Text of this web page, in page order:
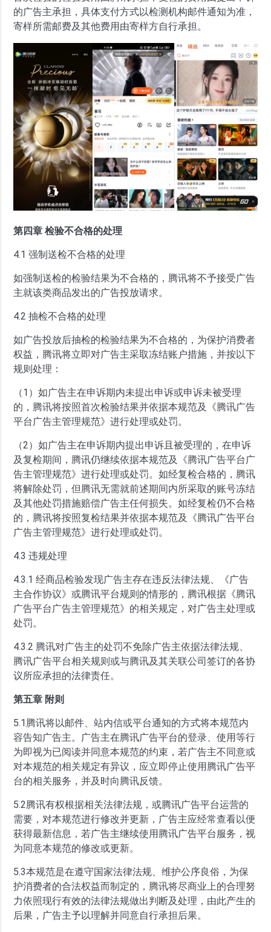
的广告主承担，具体支付方式以检测机构邮件通知为准，
寄样所需邮费及其他费用由寄样方自行承担。
第四章 检验不合格的处理
4.1 强制送检不合格的处理
如强制送检的检验结果为不合格的，腾讯将不予接受广告
主就该类商品发出的广告投放请求。
4.2 抽检不合格的处理
如广告投放后抽检的检验结果为不合格的，为保护消费者
权益，腾讯将立即对广告主采取冻结账户措施，并按以下
规则处理：
（1）如广告主在申诉期内未提出申诉或申诉未被受理
的，腾讯将按照首次检验结果并依据本规范及《腾讯广告
平台广告主管理规范》进行处理或处罚。
（2）如广告主在申诉期内提出申诉且被受理的，在申诉
及复检期间，腾讯仍继续依据本规范及《腾讯广告平台广
告主管理规范》进行处理或处罚。如经复检合格的，腾讯
将解除处罚，但腾讯无需就前述期间内所采取的账号冻结
及其他处罚措施赔偿广告主任何损失。如经复检仍不合格
的，腾讯将按照复检结果并依据本规范及《腾讯广告平台
广告主管理规范》进行处理或处罚。
4.3 违规处理
4.3.1 经商品检验发现广告主存在违反法律法规、《广告
主合作协议》或腾讯平台规则的情形的，腾讯根据《腾讯
广告平台广告主管理规范》的相关规定，对广告主处理或
处罚。
4.3.2 腾讯对广告主的处罚不免除广告主依据法律法规、
腾讯广告平台相关规则或与腾讯及其关联公司签订的各协
议所应承担的法律责任。
第五章 附则
5.1腾讯将以邮件、站内信或平台通知的方式将本规范内
容告知广告主。广告主在腾讯广告平台的登录、使用等行
为即视为已阅读并同意本规范的约束，若广告主不同意或
对本规范的相关规定有异议，应立即停止使用腾讯广告平
台的相关服务，并及时向腾讯反馈。
5.2腾讯有权根据相关法律法规，或腾讯广告平台运营的
需要，对本规范进行修改并更新，广告主应经常查看以便
获得最新信息，若广告主继续使用腾讯广告平台服务，视
为同意本规范的修改或更新。
5.3本规范是在遵守国家法律法规、维护公序良俗，为保
护消费者的合法权益而制定的，腾讯将尽商业上的合理努
力依照现行有效的法律法规做出判断及处理，由此产生的
后果，广告主予以理解并同意自行承担后果。